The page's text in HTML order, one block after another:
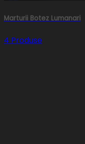
Marturii Botez Lumanari
4 Produse